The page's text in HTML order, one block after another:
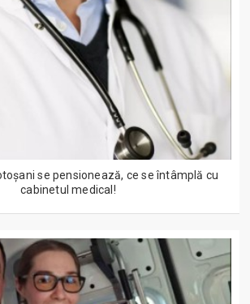
se pensionează, ce se întâmplă cu
cabinetul medical!